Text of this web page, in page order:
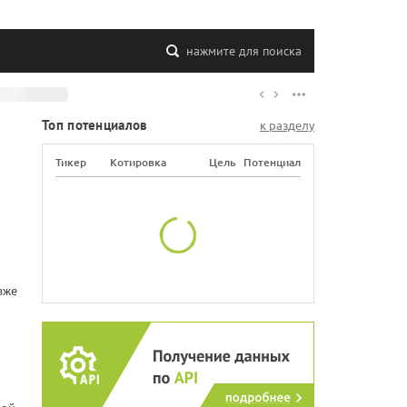
нажмите для поиска
Топ потенциалов к разделу
Тикер Котировка Цель Потенциал